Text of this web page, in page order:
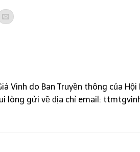
Vinh do Ban Truyền thông của
lòng gửi về địa chỉ email: